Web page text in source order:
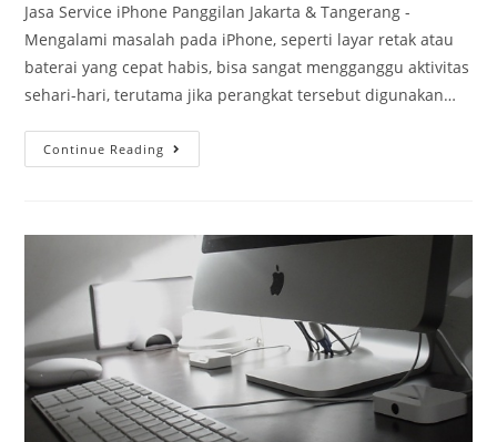
Jasa Service iPhone Panggilan Jakarta & Tangerang -
Mengalami masalah pada iPhone, seperti layar retak atau
baterai yang cepat habis, bisa sangat mengganggu aktivitas
sehari-hari, terutama jika perangkat tersebut digunakan…
Continue Reading